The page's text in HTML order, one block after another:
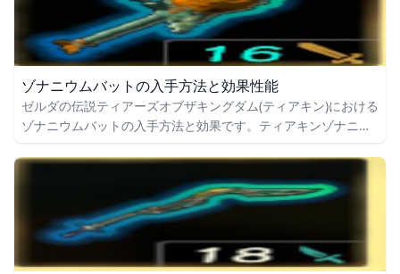
ゾナニウムバットの入手方法と効果性能
ゼルダの伝説ティアーズオブザキングダム(ティアキン)における
ゾナニウムバットの入手方法と効果です。ティアキンゾナニウ
力についても掲載しています。